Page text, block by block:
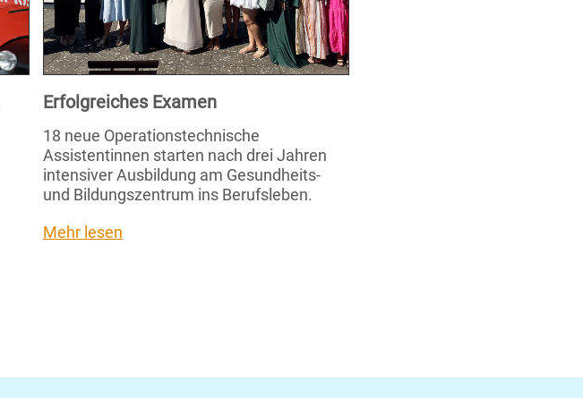
Erfolgreiches Examen
18 neue Operationstechnische
Assistentinnen starten nach drei Jahren
intensiver Ausbildung am Gesundheits-
und Bildungszentrum ins Berufsleben.
Mehr lesen